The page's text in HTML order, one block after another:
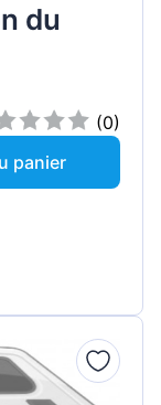
du
(0)
panier